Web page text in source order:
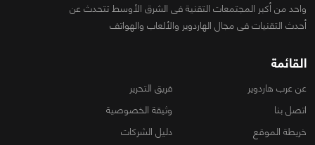
واحد من أكبر المجتمعات التقنية فى الشرق الأوسط تتحدث عن
أحدث التقنيات فى مجال الهاردوير والألعاب والهواتف
القائمة
عن عرب هاردوير
فريق التحرير
اتصل بنا
وثيقة الخصوصية
خريطة الموقع
دليل الشركات